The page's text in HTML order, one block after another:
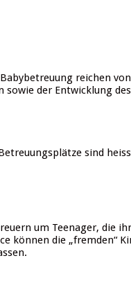
reichen
der Entwicklung
sind
um Teenager, die
können die „fremden“